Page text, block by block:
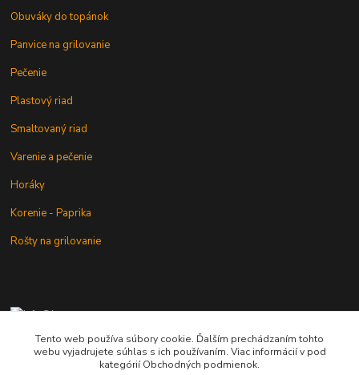
Obuváky do topánok
Panvice na grilovanie
Pečenie
Plastový riad
Smaltovaný riad
Varenie a pečenie
Horáky
Korenie - Paprika
Rošty na grilovanie
+421 902 212 007
od 8:00 - do 16:00 hod
Tento web používa súbory cookie. Ďalším prechádzaním tohto
webu vyjadrujete súhlas s ich používaním. Viac informácií v pod
kategórií Obchodných podmienok.